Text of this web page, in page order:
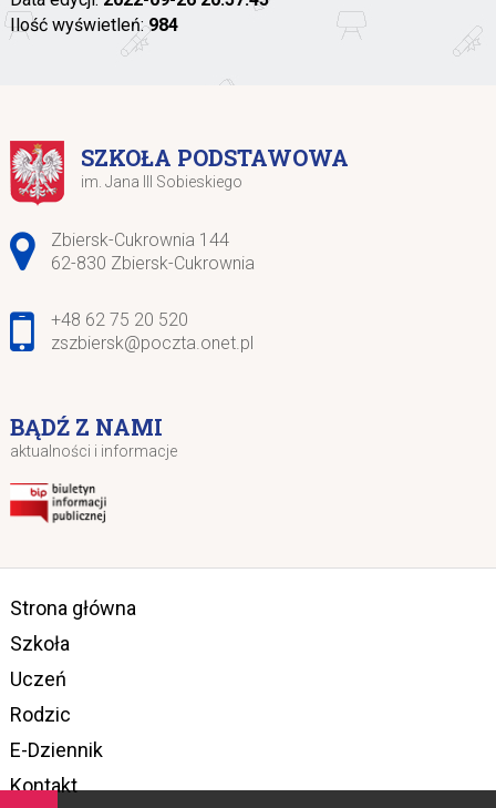
Ilość wyświetleń:984
SZKOŁA PODSTAWOWA
im. Jana III Sobieskiego
Adres pocztowy:
Zbiersk-Cukrownia 144
62-830 Zbiersk-Cukrownia
+48 62 75 20 520
zszbiersk@poczta.onet.pl
BĄDŹ Z NAMI
aktualności i informacje
Strona główna
Szkoła
Uczeń
Rodzic
E-Dziennik
Kontakt